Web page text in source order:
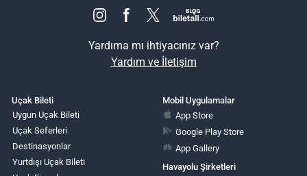
Yardıma mı ihtiyacınız var?
Yardım ve İletişim
Uçak Bileti
Uygun Uçak Bileti
Uçak Seferleri
Destinasyonlar
Yurtdışı Uçak Bileti
Mobil Uygulamalar
App Store
Google Play Store
App Gallery
Havayolu Şirketleri